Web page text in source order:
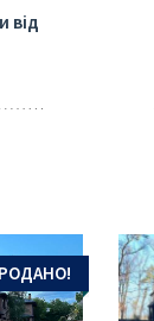
від